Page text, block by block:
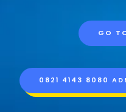
GO
0821 4143 8080